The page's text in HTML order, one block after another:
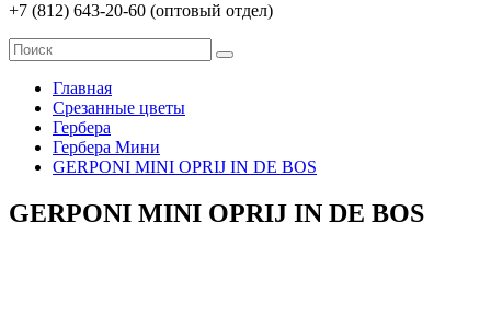
+7 (812) 643-20-60 (оптовый отдел)
Главная
Срезанные цветы
Гербера
Гербера Мини
GERPONI MINI OPRIJ IN DE BOS
GERPONI MINI OPRIJ IN DE BOS